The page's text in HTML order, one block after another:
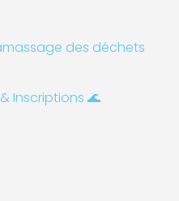
des déchets
Inscriptions 🌊